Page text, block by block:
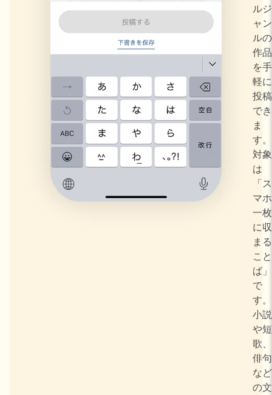
ルジ
ャン
ルの
作品
を手
軽に
投稿
でき
ま
す。
対象
は
「ス
マホ
一枚
に収
まる
こと
ば」
で
す。
小説
や短
歌、
俳句
など
の文